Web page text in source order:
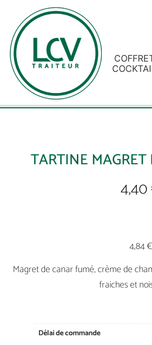
TARTINE
4,40
4,84
Magret de canar fumé, crème de
fraiches et
Délai de commande